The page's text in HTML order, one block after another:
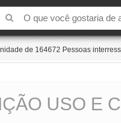
de 164672 Pessoas
USO E